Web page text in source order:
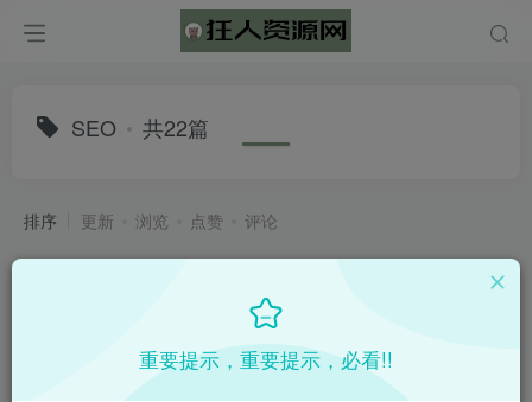
SEO 共22篇
排序 更新 浏览 点赞 评论
重要提示，重要提示，必看!!